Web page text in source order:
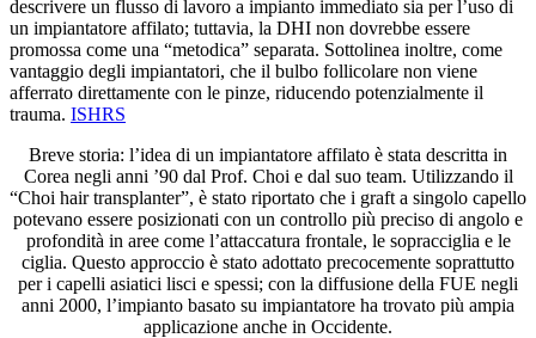
descrivere un flusso di lavoro a impianto immediato sia per l’uso di
un impiantatore affilato; tuttavia, la DHI non dovrebbe essere
promossa come una “metodica” separata. Sottolinea inoltre, come
vantaggio degli impiantatori, che il bulbo follicolare non viene
afferrato direttamente con le pinze, riducendo potenzialmente il
trauma. ISHRS
Breve storia: l’idea di un impiantatore affilato è stata descritta in
Corea negli anni ’90 dal Prof. Choi e dal suo team. Utilizzando il
“Choi hair transplanter”, è stato riportato che i graft a singolo capello
potevano essere posizionati con un controllo più preciso di angolo e
profondità in aree come l’attaccatura frontale, le sopracciglia e le
ciglia. Questo approccio è stato adottato precocemente soprattutto
per i capelli asiatici lisci e spessi; con la diffusione della FUE negli
anni 2000, l’impianto basato su impiantatore ha trovato più ampia
applicazione anche in Occidente.